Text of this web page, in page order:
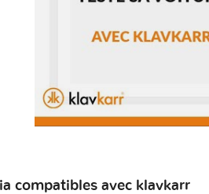
compatibles avec klavkarr